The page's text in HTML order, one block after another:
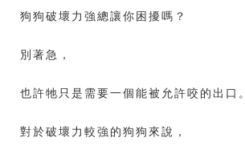
狗狗破壞力強總讓你困擾嗎？
別著急，
也許牠只是需要一個能被允許咬的出口。
對於破壞力較強的狗狗來說，